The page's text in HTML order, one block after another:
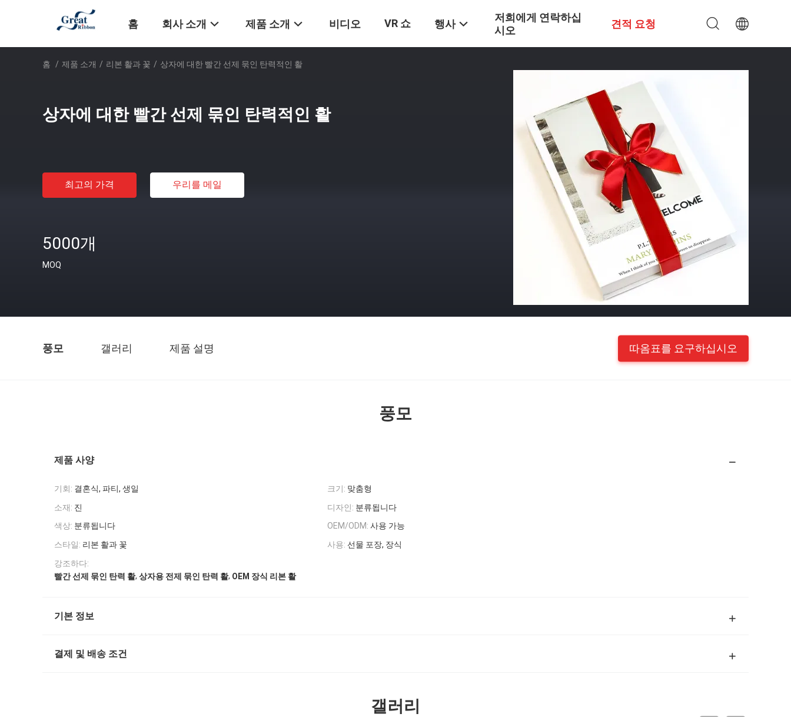
홈 회사 소개 제품 소개 비디오 VR 쇼 행사
저희에게 연락하십
시오
견적 요청
홈 / 제품 소개 / 리본 활과 꽃 / 상자에 대한 빨간 선제 묶인 탄력적인 활
상자에 대한 빨간 선제 묶인 탄력적인 활
최고의 가격 우리를 메일
5000개
MOQ
풍모 갤러리 제품 설명 따옴표를 요구하십시오
풍모
제품 사양
기회: 결혼식, 파티, 생일 크기: 맞춤형
소재: 진 디자인: 분류됩니다
색상: 분류됩니다 OEM/ODM: 사용 가능
스타일: 리본 활과 꽃 사용: 선물 포장, 장식
강조하다:
빨간 선제 묶인 탄력 활, 상자용 전제 묶인 탄력 활, OEM 장식 리본 활
기본 정보
결제 및 배송 조건
갤러리